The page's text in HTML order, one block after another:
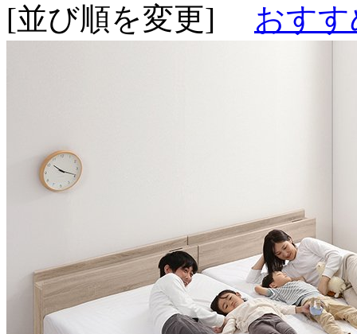
[並び順を変更] おす